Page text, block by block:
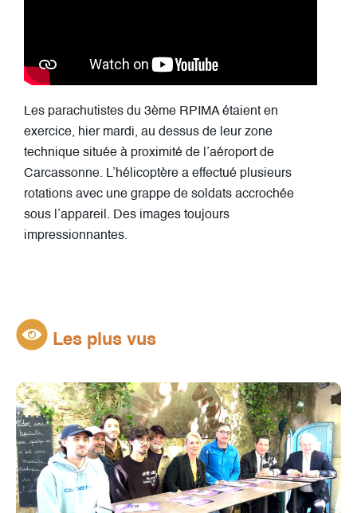
Les parachutistes du 3ème RPIMA étaient en
exercice, hier mardi, au dessus de leur zone
technique située à proximité de l’aéroport de
Carcassonne. L’hélicoptère a effectué plusieurs
rotations avec une grappe de soldats accrochée
sous l’appareil. Des images toujours
impressionnantes.
Les plus vus